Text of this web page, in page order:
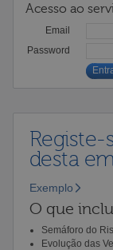
Acesso ao
Email
Password
Registe-
desta
Exemplo
O que
Semáforo do
Evolução das